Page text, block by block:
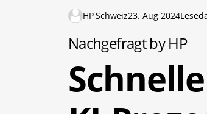
HP Schweiz23. Aug 2024
Nachgefragt by HP